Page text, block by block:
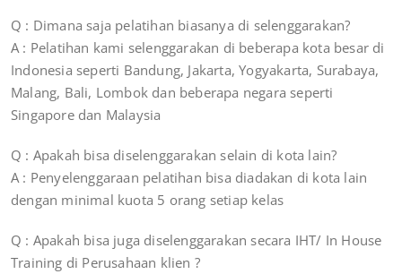
Q : Dimana saja pelatihan biasanya di selenggarakan?
A : Pelatihan kami selenggarakan di beberapa kota besar di
Indonesia seperti Bandung, Jakarta, Yogyakarta, Surabaya,
Malang, Bali, Lombok dan beberapa negara seperti
Singapore dan Malaysia
Q : Apakah bisa diselenggarakan selain di kota lain?
A : Penyelenggaraan pelatihan bisa diadakan di kota lain
dengan minimal kuota 5 orang setiap kelas
Q : Apakah bisa juga diselenggarakan secara IHT/ In House
Training di Perusahaan klien ?